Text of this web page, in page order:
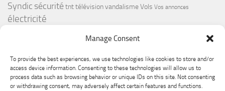
Manage Consent
To provide the best experiences, we use technologies like cookies to store and/or
access device information. Consenting to these technologies will allow us to
process data such as browsing behavior or unique IDs on this site. Not consenting
or withdrawing consent, may adversely affect certain features and functions.
Syndic sécurité tnttélévisionvandalismeVols Vos annonces
électricité